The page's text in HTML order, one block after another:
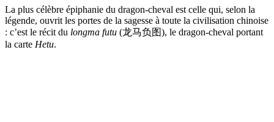
La plus célèbre épiphanie du dragon-cheval est celle qui, selon la
légende, ouvrit les portes de la sagesse à toute la civilisation chinoise
: c’est le récit du longma futu (龙马负图), le dragon-cheval portant
la carte Hetu.